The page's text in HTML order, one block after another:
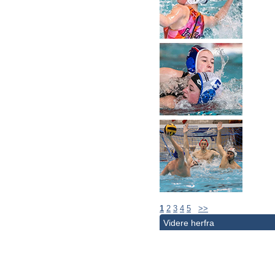
1 2 3 4 5 >>
Videre herfra